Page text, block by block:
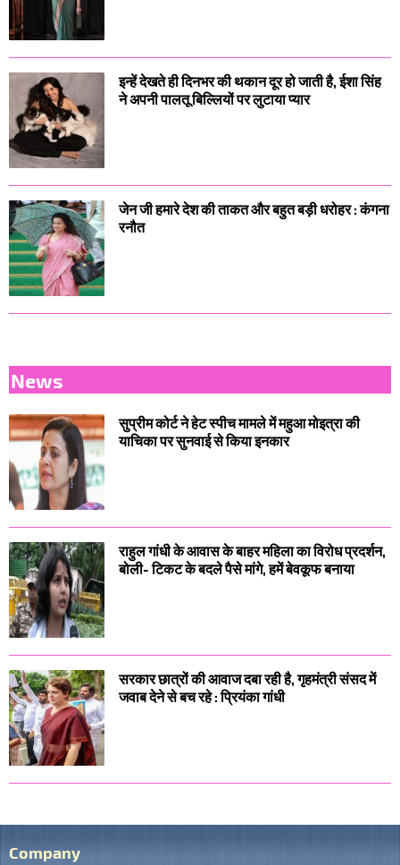
इन्हें देखते ही दिनभर की थकान दूर हो जाती है, ईशा सिंह
ने अपनी पालतू बिल्लियों पर लुटाया प्यार
जेन जी हमारे देश की ताकत और बहुत बड़ी धरोहर : कंगना
रनौत
News
सुप्रीम कोर्ट ने हेट स्पीच मामले में महुआ मोइत्रा की
याचिका पर सुनवाई से किया इनकार
राहुल गांधी के आवास के बाहर महिला का विरोध प्रदर्शन,
बोली- टिकट के बदले पैसे मांगे, हमें बेवकूफ बनाया
सरकार छात्रों की आवाज दबा रही है, गृहमंत्री संसद में
जवाब देने से बच रहे : प्रियंका गांधी
Company